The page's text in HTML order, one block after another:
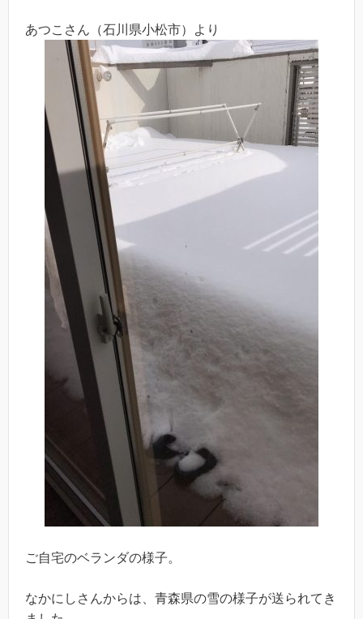
あつこさん（石川県小松市）より
ご自宅のベランダの様子。
なかにしさんからは、青森県の雪の様子が送られてき